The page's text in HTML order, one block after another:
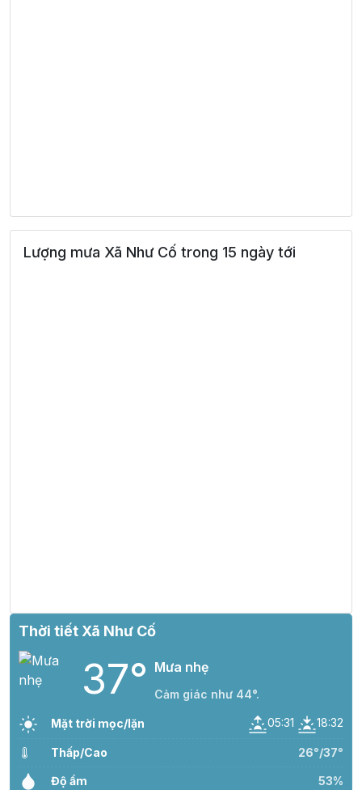
Lượng mưa Xã Như Cố trong 15 ngày tới
Thời tiết Xã Như Cố
37° Mưa nhẹ
Cảm giác như 44°.
Mặt trời mọc/lặn 05:31 18:32
Thấp/Cao 26°/37°
Độ ẩm 53%